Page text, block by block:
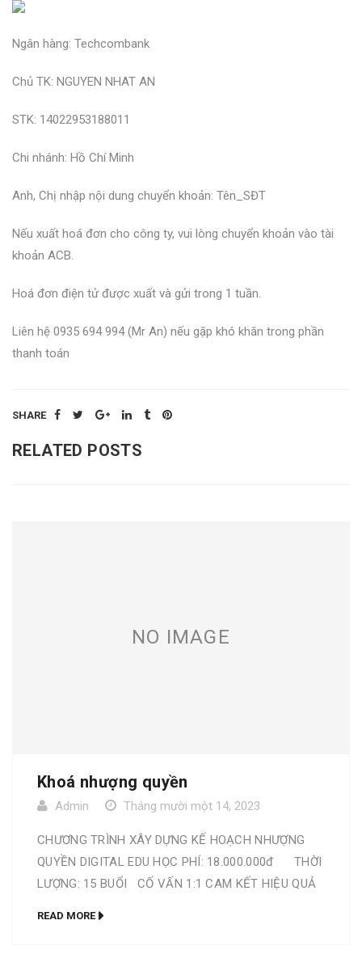
Ngân hàng: Techcombank
Chủ TK: NGUYEN NHAT AN
STK: 14022953188011
Chi nhánh: Hồ Chí Minh
Anh, Chị nhập nội dung chuyển khoản: Tên_SĐT
Nếu xuất hoá đơn cho công ty, vui lòng chuyển khoản vào tài
khoản ACB.
Hoá đơn điện tử được xuất và gửi trong 1 tuần.
Liên hệ 0935 694 994 (Mr An) nếu gặp khó khăn trong phần
thanh toán
SHARE
RELATED POSTS
NO IMAGE
Khoá nhượng quyền
Admin Tháng mười một 14, 2023
CHƯƠNG TRÌNH XÂY DỰNG KẾ HOẠCH NHƯỢNG
QUYỀN DIGITAL EDU HỌC PHÍ: 18.000.000đ THỜI
LƯỢNG: 15 BUỔI CỐ VẤN 1:1 CAM KẾT HIỆU QUẢ
READ MORE